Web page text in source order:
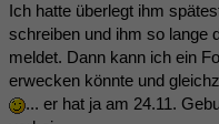
Ich hatte überlegt ihm
schreiben und ihm so lange
meldet. Dann kann ich ein
erwecken könnte und
... er hat ja am 24.11.